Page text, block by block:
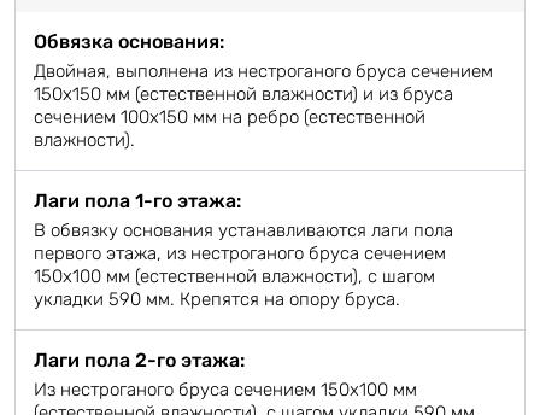
Обвязка основания:
Двойная, выполнена из нестроганого бруса сечением
150х150 мм (естественной влажности) и из бруса
сечением 100х150 мм на ребро (естественной
влажности).
Лаги пола 1-го этажа:
В обвязку основания устанавливаются лаги пола
первого этажа, из нестроганого бруса сечением
150х100 мм (естественной влажности), с шагом
укладки 590 мм. Крепятся на опору бруса.
Лаги пола 2-го этажа:
Из нестроганого бруса сечением 150х100 мм